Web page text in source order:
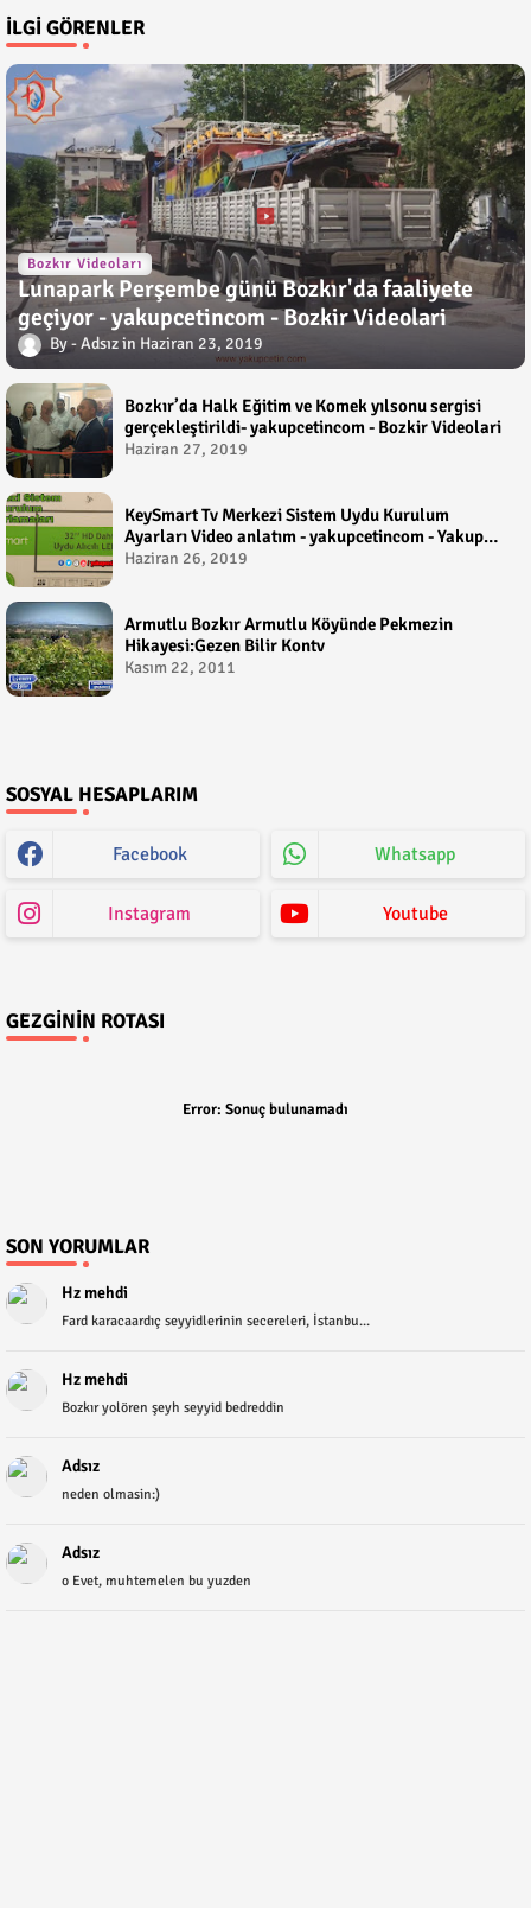
İLGI GÖRENLER
Bozkır Videoları
Lunapark Perşembe günü Bozkır'da faaliyete
geçiyor - yakupcetincom - Bozkir Videolari
Adsız Haziran 23, 2019
Bozkır’da Halk Eğitim ve Komek yılsonu sergisi
gerçekleştirildi- yakupcetincom - Bozkir Videolari
Haziran 27, 2019
KeySmart Tv Merkezi Sistem Uydu Kurulum
Ayarları Video anlatım - yakupcetincom - Yakup
Çetin
Haziran 26, 2019
Armutlu Bozkır Armutlu Köyünde Pekmezin
Hikayesi:Gezen Bilir Kontv
Kasım 22, 2011
SOSYAL HESAPLARIM
Facebook Whatsapp
Instagram Youtube
GEZGININ ROTASI
Error: Sonuç bulunamadı
SON YORUMLAR
Hz mehdi
Fard karacaardıç seyyidlerinin secereleri, İstanbu...
Hz mehdi
Bozkır yolören şeyh seyyid bedreddin
Adsız
neden olmasin:)
Adsız
o Evet, muhtemelen bu yuzden